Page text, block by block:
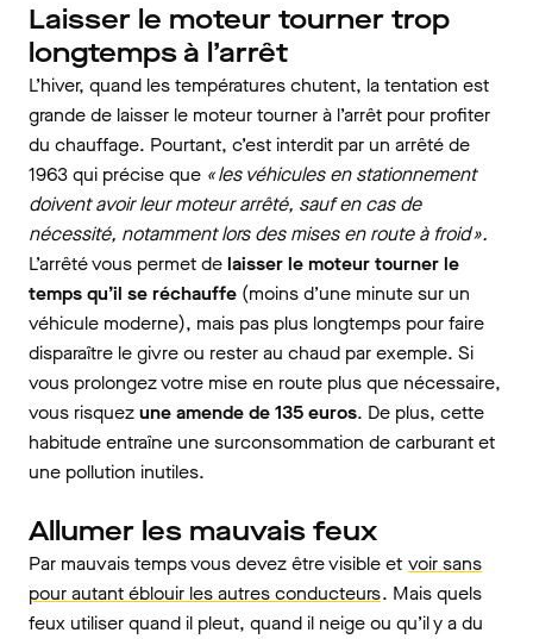
Laisser le moteur tourner trop
longtemps à l’arrêt
L’hiver, quand les températures chutent, la tentation est
grande de laisser le moteur tourner à l’arrêt pour profiter
du chauffage. Pourtant, c’est interdit par un arrêté de
1963 qui précise que « les véhicules en stationnement
doivent avoir leur moteur arrêté, sauf en cas de
nécessité, notamment lors des mises en route à froid ».
L’arrêté vous permet delaisser le moteur tourner le
temps qu’il se réchauffe (moins d’une minute sur un
véhicule moderne), mais pas plus longtemps pour faire
disparaître le givre ou rester au chaud par exemple. Si
vous prolongez votre mise en route plus que nécessaire,
vous risquezune amende de 135 euros. De plus, cette
habitude entraîne une surconsommation de carburant et
une pollution inutiles.
Allumer les mauvais feux
Par mauvais temps vous devez être visible et voir sans
pour autant éblouir les autres conducteurs. Mais quels
feux utiliser quand il pleut, quand il neige ou qu’il y a du